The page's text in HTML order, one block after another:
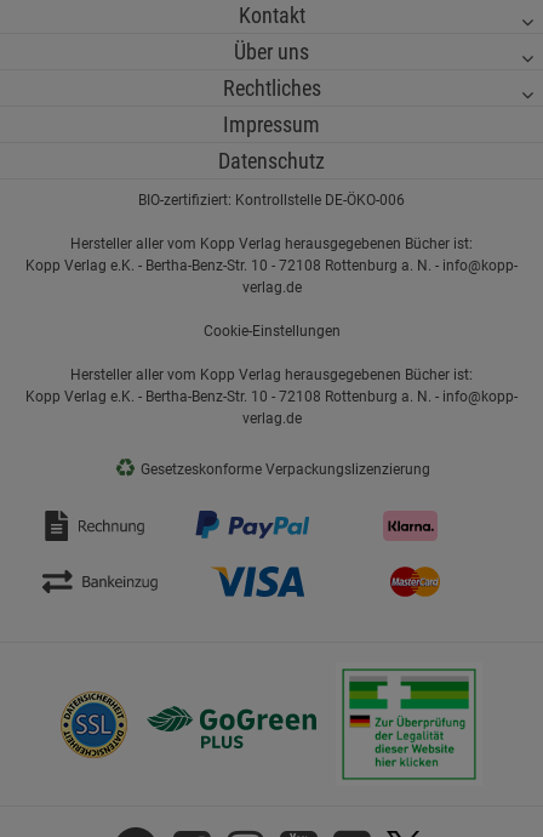
Kontakt
Über uns
Rechtliches
Impressum
Datenschutz
BIO-zertifiziert: Kontrollstelle DE-ÖKO-006
Hersteller aller vom Kopp Verlag herausgegebenen Bücher ist:
Kopp Verlag e.K. - Bertha-Benz-Str. 10 - 72108 Rottenburg a. N. - info@kopp-
verlag.de
Cookie-Einstellungen
Hersteller aller vom Kopp Verlag herausgegebenen Bücher ist:
Kopp Verlag e.K. - Bertha-Benz-Str. 10 - 72108 Rottenburg a. N. - info@kopp-
verlag.de
♻ Gesetzeskonforme Verpackungslizenzierung
Marketing Cookies (3) Marketing Cookies
Beschreibung Marketing Cookies
Cookie-Informationenanzeigen
Datenschutzerklärung